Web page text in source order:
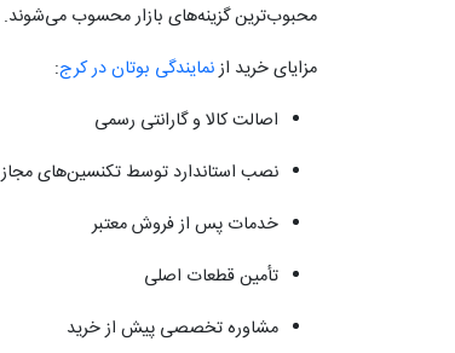
محبوب‌ترین گزینه‌های بازار محسوب می‌شوند.
مزایای خرید ازنمایندگی بوتان در کرج:
اصالت کالا و گارانتی رسمی
نصب استاندارد توسط تکنسین‌های مجاز
خدمات پس از فروش معتبر
تأمین قطعات اصلی
مشاوره تخصصی پیش از خرید